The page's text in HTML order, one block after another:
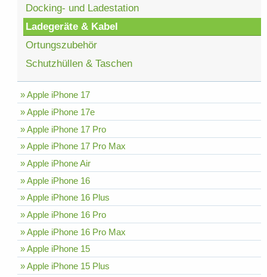
Docking- und Ladestation
Ladegeräte & Kabel
Ortungszubehör
Schutzhüllen & Taschen
» Apple iPhone 17
» Apple iPhone 17e
» Apple iPhone 17 Pro
» Apple iPhone 17 Pro Max
» Apple iPhone Air
» Apple iPhone 16
» Apple iPhone 16 Plus
» Apple iPhone 16 Pro
» Apple iPhone 16 Pro Max
» Apple iPhone 15
» Apple iPhone 15 Plus